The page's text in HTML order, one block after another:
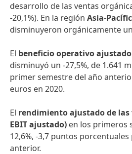
desarrollo de las ventas
-20,1%). En la región Asia-
disminuyeron orgánicamente un
El beneficio operativo ajustado
disminuyó un -27,5%, de 1.641
primer semestre del año
euros en 2020.
El rendimiento ajustado de las
EBIT ajustado) en los primeros
12,6%, -3,7 puntos
anterior.